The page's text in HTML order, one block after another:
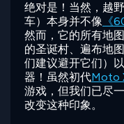
绝对是！当然，越
车）本身并不像 《
然而，它的所有地
的圣诞村、遍布地
们建议避开它们）
器！虽然初代Moto
游戏，但我们已尽
改变这种印象。